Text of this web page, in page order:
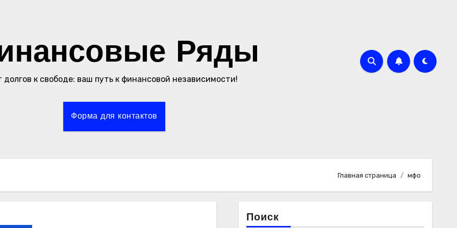
Ряды
долгов к свободе: ваш путь к финансовой независимости!
Форма для контактов
Главная страница мфо
Поиск